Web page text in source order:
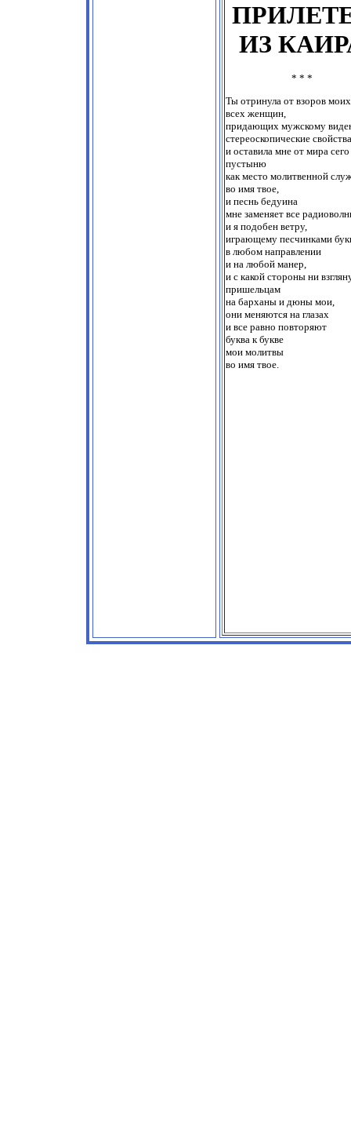
ИЗ
* * *
Ты отринула от взоров моих
всех женщин,
придающих мужскому
стереоскопические
и оставила мне от мира сего
пустыню
как место молитвенной
во имя твое,
и песнь бедуина
мне заменяет все
и я подобен ветру,
играющему песчинками
в любом направлении
и на любой манер,
и с какой стороны ни
пришельцам
на барханы и дюны мои,
они меняются на глазах
и все равно повторяют
буква к букве
мои молитвы
во имя твое.